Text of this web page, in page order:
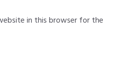
in this browser for the